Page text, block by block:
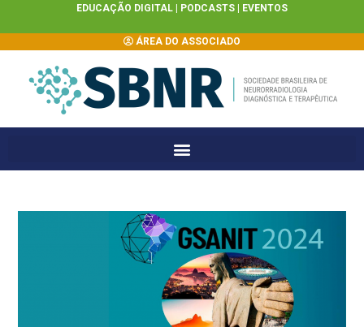
EDUCAÇÃO DIGITAL | PODCASTS EVENTOS
ÁREA DO ASSOCIADO